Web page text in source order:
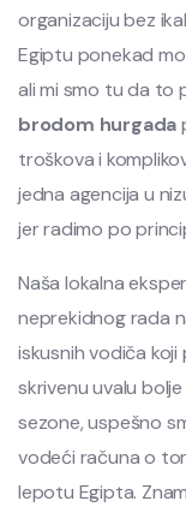
organizaciju bez
Egiptu ponekad
ali mi smo tu da to
brodom hurgada
troškova i
jedna agencija u
jer radimo po
Naša lokalna
neprekidnog rada
iskusnih vodiča koji
skrivenu uvalu
sezone, uspešno
vodeći računa o
lepotu Egipta.